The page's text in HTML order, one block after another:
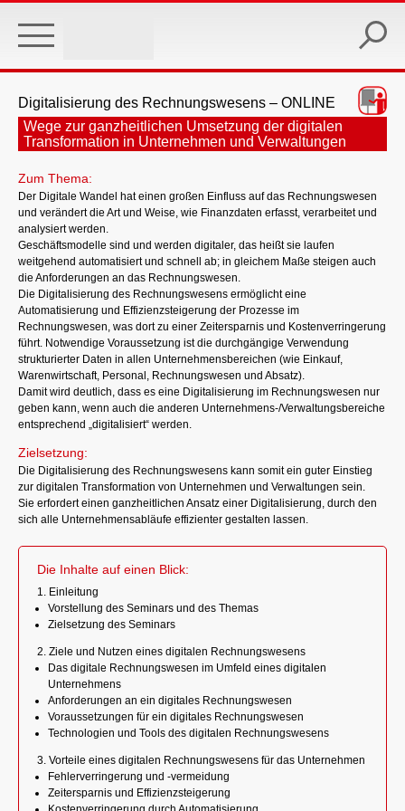
main
Digitalisierung des Rechnungswesens – ONLINE
Wege zur ganzheitlichen Umsetzung der digitalen
Transformation in Unternehmen und Verwaltungen
Zum Thema:
Der Digitale Wandel hat einen großen Einfluss auf das Rechnungswesen
und verändert die Art und Weise, wie Finanzdaten erfasst, verarbeitet und
analysiert werden.
Geschäftsmodelle sind und werden digitaler, das heißt sie laufen
weitgehend automatisiert und schnell ab; in gleichem Maße steigen auch
die Anforderungen an das Rechnungswesen.
Die Digitalisierung des Rechnungswesens ermöglicht eine
Automatisierung und Effizienzsteigerung der Prozesse im
Rechnungswesen, was dort zu einer Zeitersparnis und Kostenverringerung
führt. Notwendige Voraussetzung ist die durchgängige Verwendung
strukturierter Daten in allen Unternehmensbereichen (wie Einkauf,
Warenwirtschaft, Personal, Rechnungswesen und Absatz).
Damit wird deutlich, dass es eine Digitalisierung im Rechnungswesen nur
geben kann, wenn auch die anderen Unternehmens-/Verwaltungsbereiche
entsprechend „digitalisiert“ werden.
Zielsetzung:
Die Digitalisierung des Rechnungswesens kann somit ein guter Einstieg
zur digitalen Transformation von Unternehmen und Verwaltungen sein.
Sie erfordert einen ganzheitlichen Ansatz einer Digitalisierung, durch den
sich alle Unternehmensabläufe effizienter gestalten lassen.
Die Inhalte auf einen Blick:
1. Einleitung
Vorstellung des Seminars und des Themas
Zielsetzung des Seminars
2. Ziele und Nutzen eines digitalen Rechnungswesens
Das digitale Rechnungswesen im Umfeld eines digitalen
Unternehmens
Anforderungen an ein digitales Rechnungswesen
Voraussetzungen für ein digitales Rechnungswesen
Technologien und Tools des digitalen Rechnungswesens
3. Vorteile eines digitalen Rechnungswesens für das Unternehmen
Fehlerverringerung und -vermeidung
Zeitersparnis und Effizienzsteigerung